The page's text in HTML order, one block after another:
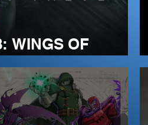
WINGS OF
d'uscita